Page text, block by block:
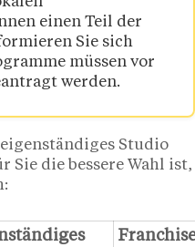
einen Teil der
Sie sich
müssen vor
werden.
Studio
Sie die bessere Wahl ist,